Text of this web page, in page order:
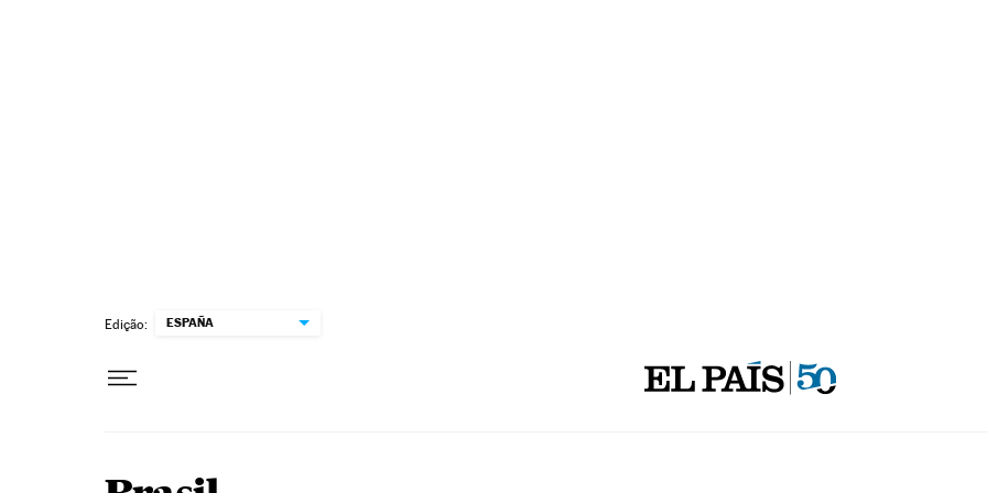
Edição: ESPAÑA